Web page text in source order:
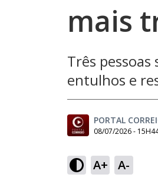
mais
Três
entulhos e
PORTAL
08/07/2026 -
A+ A-